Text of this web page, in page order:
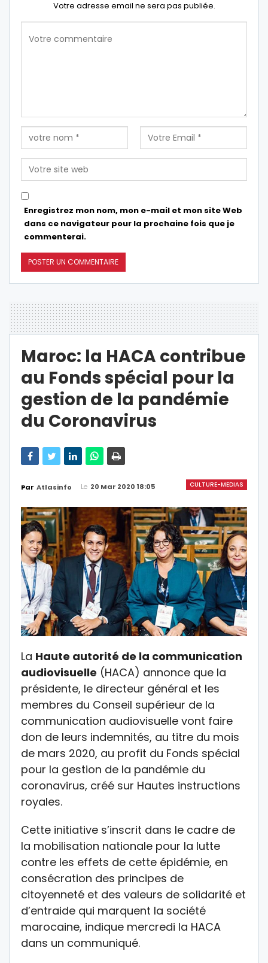
Votre adresse email ne sera pas publiée.
Enregistrez mon nom, mon e-mail et mon site Web
dans ce navigateur pour la prochaine fois que je
commenterai.
Maroc: la HACA contribue
au Fonds spécial pour la
gestion de la pandémie
du Coronavirus
CULTURE-MEDIAS
Par Atlasinfo Le 20 Mar 2020 18:05
La Haute autorité de la communication
audiovisuelle (HACA) annonce que la
présidente, le directeur général et les
membres du Conseil supérieur de la
communication audiovisuelle vont faire
don de leurs indemnités, au titre du mois
de mars 2020, au profit du Fonds spécial
pour la gestion de la pandémie du
coronavirus, créé sur Hautes instructions
royales.
Cette initiative s’inscrit dans le cadre de
la mobilisation nationale pour la lutte
contre les effets de cette épidémie, en
consécration des principes de
citoyenneté et des valeurs de solidarité et
d’entraide qui marquent la société
marocaine, indique mercredi la HACA
dans un communiqué.